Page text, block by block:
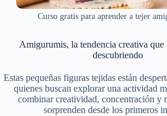
Curso gratis para aprender a tejer
Amigurumis, la tendencia creativa que
descubriendo
Estas pequeñas figuras tejidas están
quienes buscan explorar una actividad
combinar creatividad, concentración y
sorprenden desde los primeros